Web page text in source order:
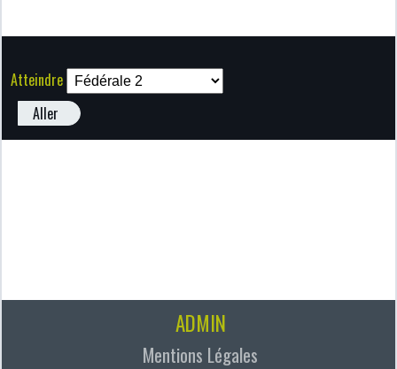
Atteindre
Aller
ADMIN
Mentions Légales